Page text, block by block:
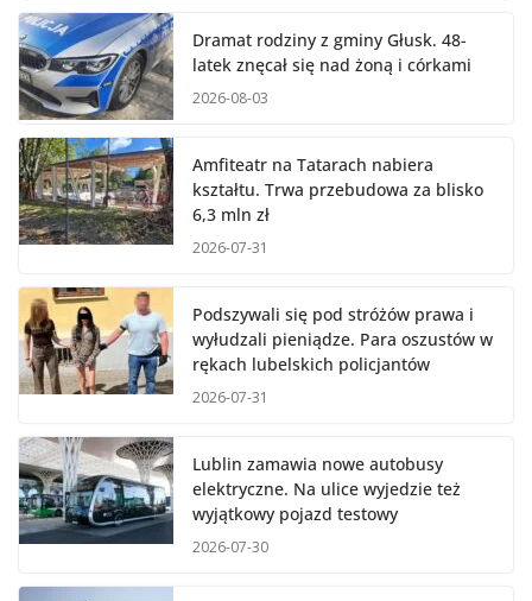
Dramat rodziny z gminy Głusk. 48-
latek znęcał się nad żoną i córkami
2026-08-03
Amfiteatr na Tatarach nabiera
kształtu. Trwa przebudowa za blisko
6,3 mln zł
2026-07-31
Podszywali się pod stróżów prawa i
wyłudzali pieniądze. Para oszustów w
rękach lubelskich policjantów
2026-07-31
Lublin zamawia nowe autobusy
elektryczne. Na ulice wyjedzie też
wyjątkowy pojazd testowy
2026-07-30